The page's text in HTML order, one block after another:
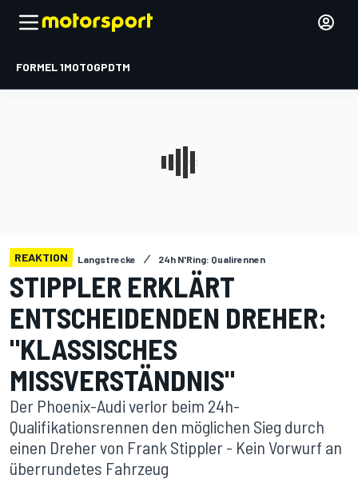
FORMEL 1MOTOGPDTM
REAKTION Langstrecke 24h N'Ring: Qualirennen
STIPPLER ERKLÄRT
ENTSCHEIDENDEN DREHER:
"KLASSISCHES
MISSVERSTÄNDNIS"
Der Phoenix-Audi verlor beim 24h-
Qualifikationsrennen den möglichen Sieg durch
einen Dreher von Frank Stippler - Kein Vorwurf an
überrundetes Fahrzeug